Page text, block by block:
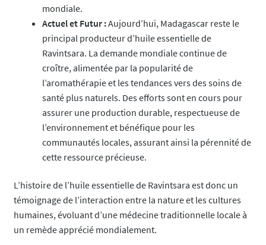
mondiale.
Actuel et Futur :Aujourd’hui, Madagascar reste le
principal producteur d’huile essentielle de
Ravintsara. La demande mondiale continue de
croître, alimentée par la popularité de
l’aromathérapie et les tendances vers des soins de
santé plus naturels. Des efforts sont en cours pour
assurer une production durable, respectueuse de
l’environnement et bénéfique pour les
communautés locales, assurant ainsi la pérennité de
cette ressource précieuse.
L’histoire de l’huile essentielle de Ravintsara est donc un
témoignage de l’interaction entre la nature et les cultures
humaines, évoluant d’une médecine traditionnelle locale à
un remède apprécié mondialement.